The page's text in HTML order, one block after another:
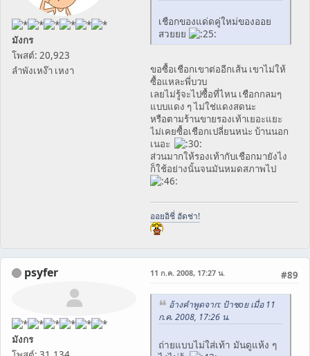
มังกร
โพสต์: 20,923
ลำพังเหง๊า เหงา
เชือกของแด่ดคู่ใหม่ของออย
สวยยย
ขอซื้อเชือกเขาต่ออีกเส้น เขาไม่ให้
ซื้อแหละพี่บวบ
เลยไม่รู้จะไปซื้อที่ไหน เชือกกลมๆ
แบบแดง ๆ ไม่ใช่แดงสดนะ
หรือตามร้านขายรองเท้าเยอะแยะ
ไม่เคยซื้อเชือกเปลี่ยนหน่ะ บ้านนอก
เนอะ
ส่วนมากให้รองเท้ากับเชือกมายังไง
ก็ใช้อย่างนั้นจนมันหมดสภาพไป
ออยอิชี่ ฮัดช่า!
psyfer
มังกร
#89
11 ก.ค. 2008, 17:27 น.
อ้างคำพูดจาก: ป้าชoย เมื่อ 11
ก.ค. 2008, 17:26 น.
ถ่ายแบบไม่ใส่เท้า มันดูแห้ง ๆ